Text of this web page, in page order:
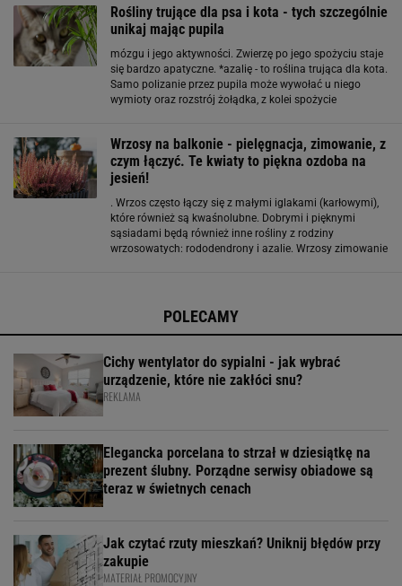
Rośliny trujące dla psa i kota - tych szczególnie
unikaj mając pupila
mózgu i jego aktywności. Zwierzę po jego spożyciu staje
się bardzo apatyczne. *azalię - to roślina trująca dla kota.
Samo polizanie przez pupila może wywołać u niego
wymioty oraz rozstrój żołądka, z kolei spożycie
Wrzosy na balkonie - pielęgnacja, zimowanie, z
czym łączyć. Te kwiaty to piękna ozdoba na
jesień!
. Wrzos często łączy się z małymi iglakami (karłowymi),
które również są kwaśnolubne. Dobrymi i pięknymi
sąsiadami będą również inne rośliny z rodziny
wrzosowatych: rododendrony i azalie. Wrzosy zimowanie
POLECAMY
Cichy wentylator do sypialni - jak wybrać
urządzenie, które nie zakłóci snu?
REKLAMA
Elegancka porcelana to strzał w dziesiątkę na
prezent ślubny. Porządne serwisy obiadowe są
teraz w świetnych cenach
Jak czytać rzuty mieszkań? Uniknij błędów przy
zakupie
MATERIAŁ PROMOCYJNY